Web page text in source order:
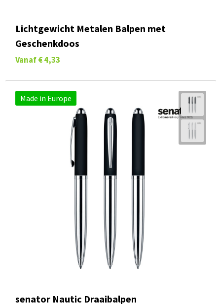
Lichtgewicht Metalen Balpen met
Geschenkdoos
Vanaf € 4,33
Made in Europe
senator Nautic Draaibalpen